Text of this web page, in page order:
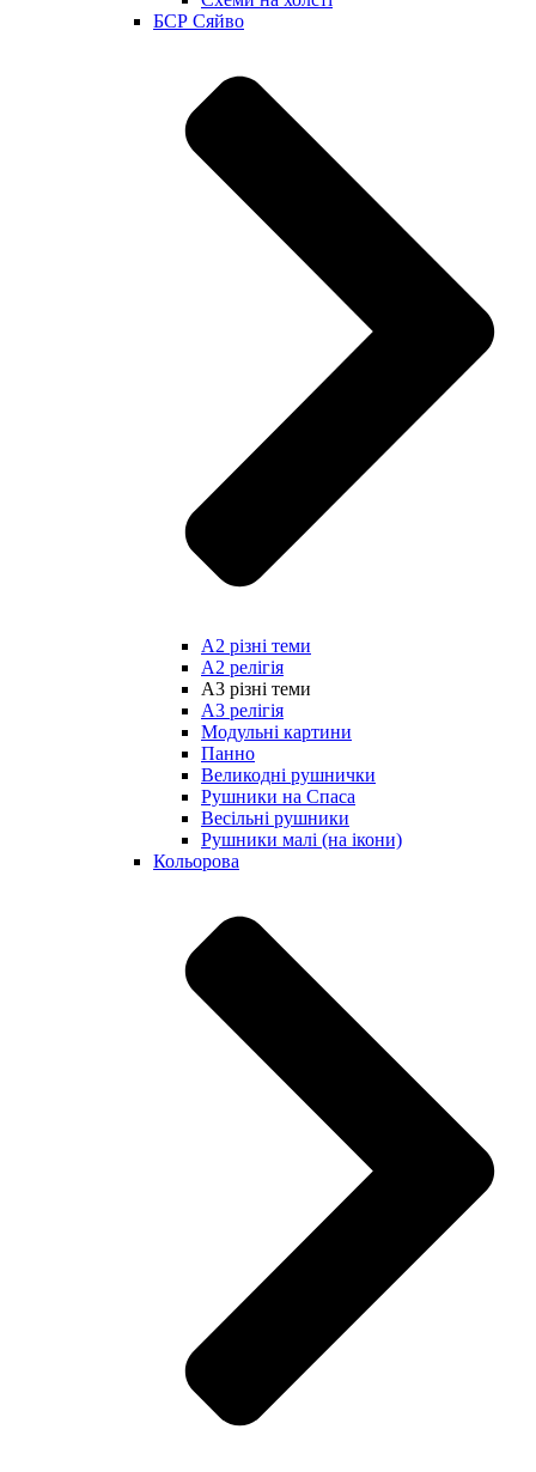
БСР Сяйво
А2 різні теми
А2 релігія
А3 різні теми
А3 релігія
Модульні картини
Панно
Великодні рушнички
Рушники на Спаса
Весільні рушники
Рушники малі (на ікони)
Кольорова